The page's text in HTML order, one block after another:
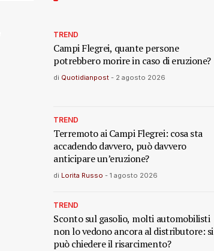
TREND
Campi Flegrei, quante persone
potrebbero morire in caso di eruzione?
di Quotidianpost - 2 agosto 2026
TREND
Terremoto ai Campi Flegrei: cosa sta
accadendo davvero, può davvero
anticipare un’eruzione?
di Lorita Russo - 1 agosto 2026
TREND
Sconto sul gasolio, molti automobilisti
non lo vedono ancora al distributore: si
può chiedere il risarcimento?